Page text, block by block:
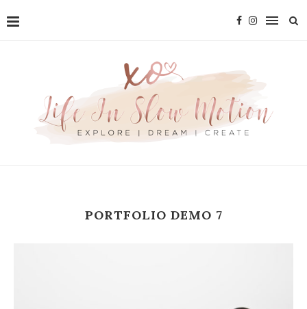
PORTFOLIO DEMO 7